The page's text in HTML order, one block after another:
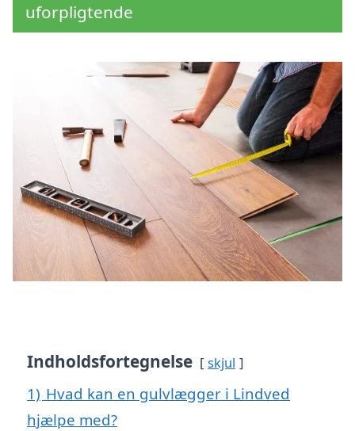
uforpligtende
Indholdsfortegnelse skjul
1) Hvad kan en gulvlægger i Lindved
hjælpe med?